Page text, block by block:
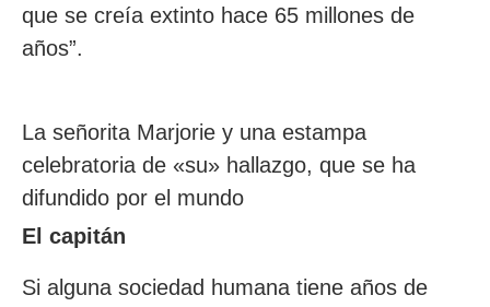
que se creía extinto hace 65 millones de
años”.
La señorita Marjorie y una estampa
celebratoria de «su» hallazgo, que se ha
difundido por el mundo
El capitán
Si alguna sociedad humana tiene años de